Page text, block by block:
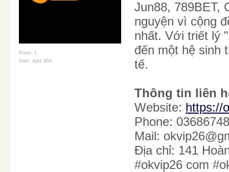
Posts: 1
Date: April 30th
Jun88, 789BET,
nguyện vì cộng
nhất. Với triết lý
đến một hệ sinh
tế.
Thông tin liên
Website: https://
Phone:
Mail:
Địa chỉ: 141
#okvip26 com